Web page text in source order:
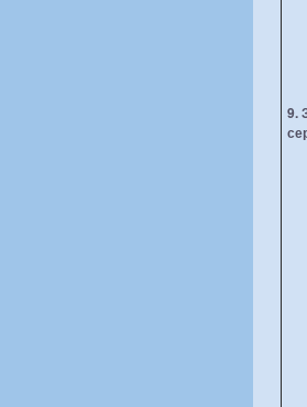
9.